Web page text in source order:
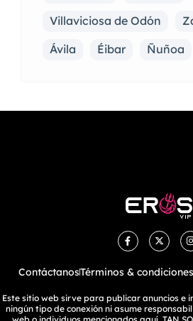
Villaviciosa de Odón
Ávila
Éibar Ñuñoa
ContáctanosTérminos & condiciones
Este sitio web sirve para publicar anuncios e
ningún tipo de conexión ni asume